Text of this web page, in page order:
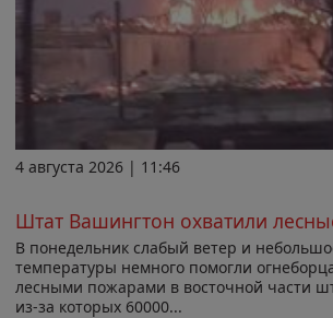
4 августа 2026 | 11:46
Штат Вашингтон охватили
В понедельник слабый ветер и
температуры немного помогли
лесными пожарами в восточной части
из-за которых 60000...